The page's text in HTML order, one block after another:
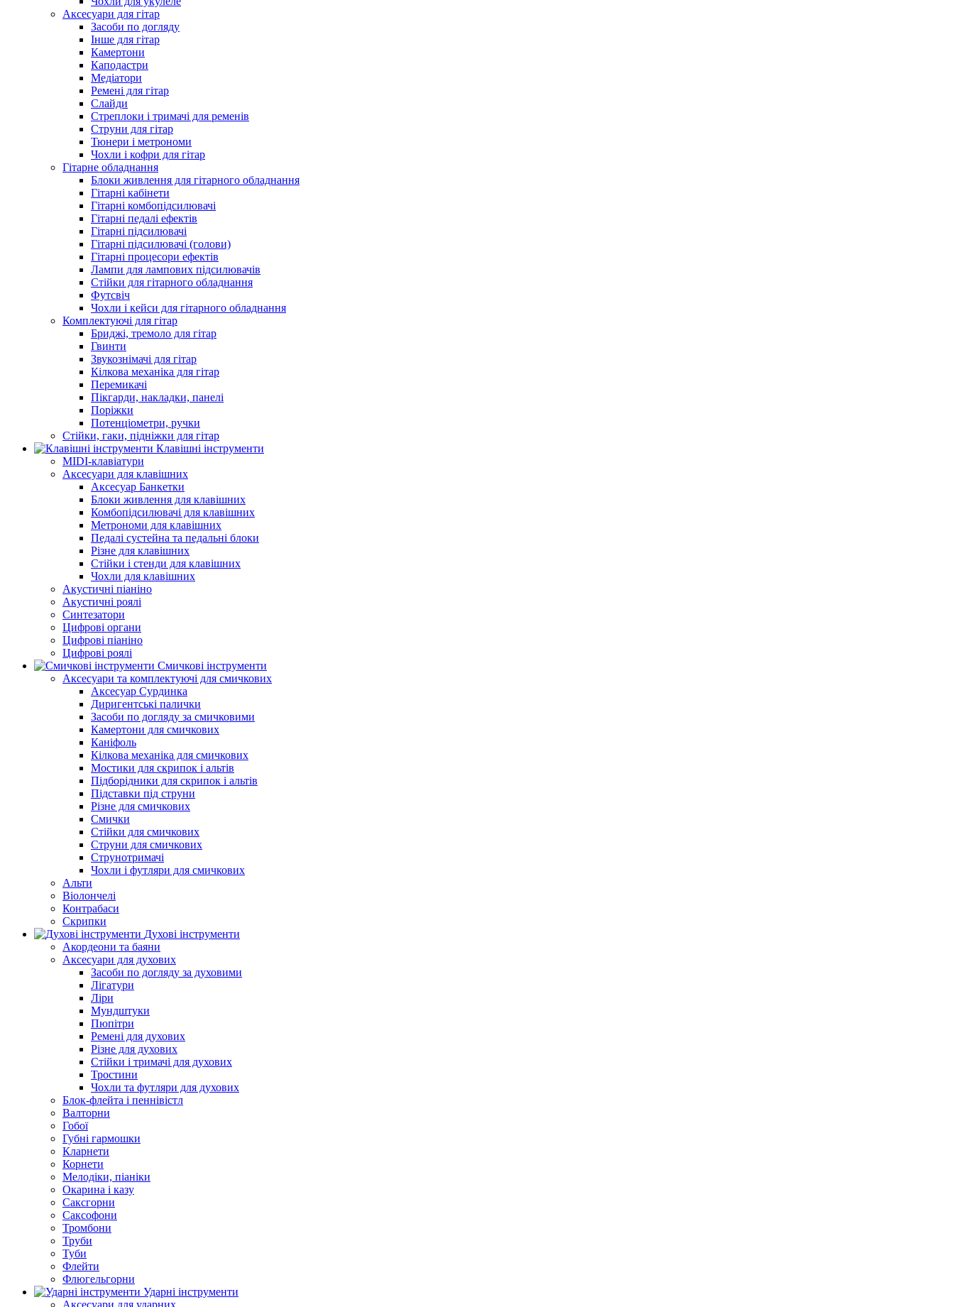
Аксесуари для гітар
Засоби по догляду
Інше для гітар
Камертони
Каподастри
Медіатори
Ремені для гітар
Слайди
Стреплоки і тримачі для ременів
Струни для гітар
Тюнери і метрономи
Чохли і кофри для гітар
Гітарне обладнання
Блоки живлення для гітарного обладнання
Гітарні кабінети
Гітарні комбопідсилювачі
Гітарні педалі ефектів
Гітарні підсилювачі
Гітарні підсилювачі (голови)
Гітарні процесори ефектів
Лампи для лампових підсилювачів
Стійки для гітарного обладнання
Футсвіч
Чохли і кейси для гітарного обладнання
Комплектуючі для гітар
Бриджі, тремоло для гітар
Гвинти
Звукознімачі для гітар
Кілкова механіка для гітар
Перемикачі
Пікгарди, накладки, панелі
Поріжки
Потенціометри, ручки
Стійки, гаки, підніжки для гітар
Клавішні інструменти
MIDI-клавіатури
Аксесуари для клавішних
Аксесуар Банкетки
Блоки живлення для клавішних
Комбопідсилювачі для клавішних
Метрономи для клавішних
Педалі сустейна та педальні блоки
Різне для клавішних
Стійки і стенди для клавішних
Чохли для клавішних
Акустичні піаніно
Акустичні роялі
Синтезатори
Цифрові органи
Цифрові піаніно
Цифрові роялі
Смичкові інструменти
Аксесуари та комплектуючі для смичкових
Аксесуар Сурдинка
Диригентські палички
Засоби по догляду за смичковими
Камертони для смичкових
Каніфоль
Кілкова механіка для смичкових
Мостики для скрипок і альтів
Підборiдники для скрипок і альтів
Підставки під струни
Різне для смичкових
Смички
Стійки для смичкових
Струни для смичкових
Струнотримачі
Чохли і футляри для смичкових
Альти
Віолончелі
Контрабаси
Скрипки
Духові інструменти
Акордеони та баяни
Аксесуари для духових
Засоби по догляду за духовими
Лігатури
Ліри
Мундштуки
Пюпітри
Ремені для духових
Різне для духових
Стійки і тримачі для духових
Тростини
Чохли та футляри для духових
Блок-флейта і пеннівістл
Валторни
Гобої
Губні гармошки
Кларнети
Корнети
Мелодіки, піаніки
Окарина і казу
Саксгорни
Саксофони
Тромбони
Труби
Туби
Флейти
Флюгельгорни
Ударні інструменти
Аксесуари для ударних